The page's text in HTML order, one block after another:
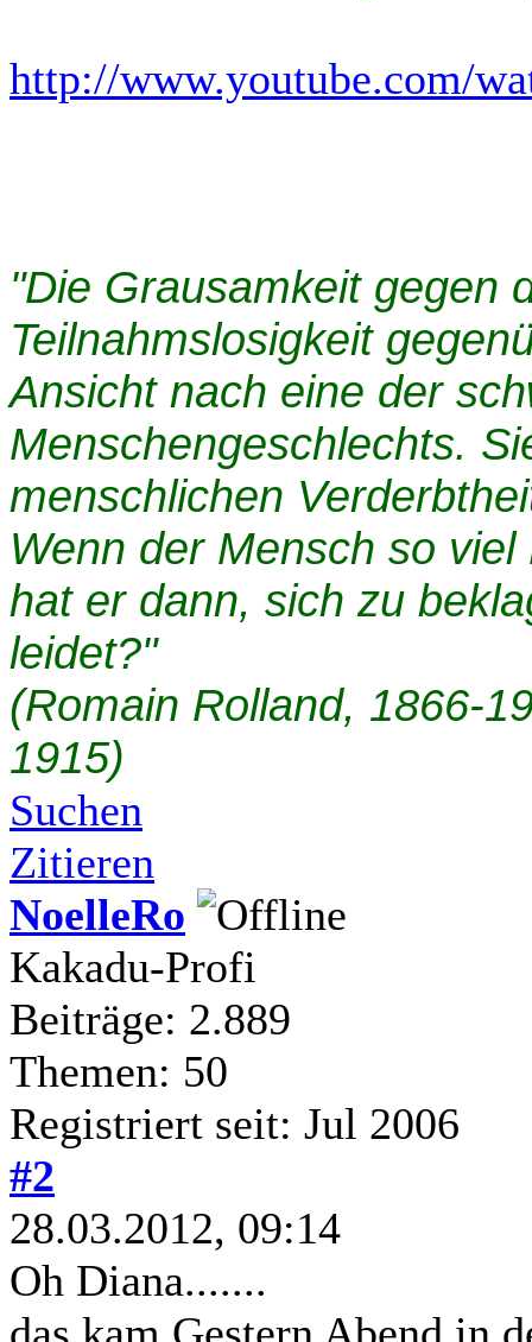
http://www.youtube.com/
"Die Grausamkeit gegen
Teilnahmslosigkeit
Ansicht nach eine der
Menschengeschlechts.
menschlichen
Wenn der Mensch so
hat er dann, sich zu
leidet?"
(Romain Rolland, 1866-
1915)
Suchen
Zitieren
NoelleRo
Kakadu-Profi
Beiträge: 2.889
Themen: 50
Registriert seit: Jul 2006
#2
28.03.2012, 09:14
Oh Diana.......
das kam Gestern Abend in